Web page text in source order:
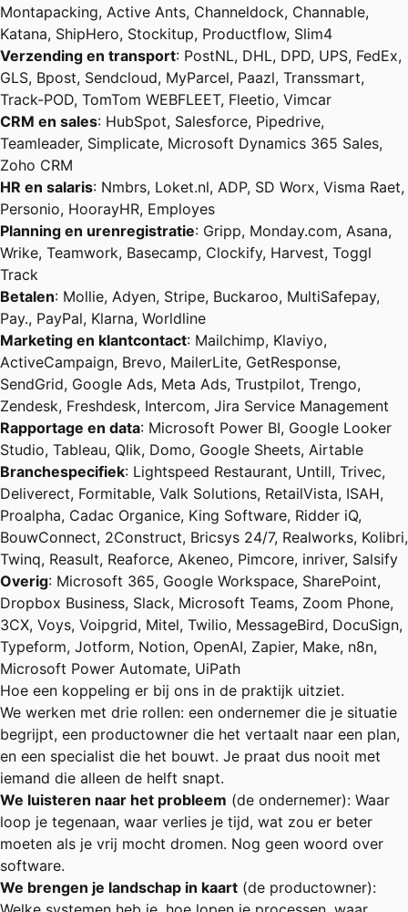
Montapacking, Active Ants, Channeldock, Channable,
Katana, ShipHero, Stockitup, Productflow, Slim4
Verzending en transport: PostNL, DHL, DPD, UPS, FedEx,
GLS, Bpost, Sendcloud, MyParcel, Paazl, Transsmart,
Track-POD, TomTom WEBFLEET, Fleetio, Vimcar
CRM en sales: HubSpot, Salesforce, Pipedrive,
Teamleader, Simplicate, Microsoft Dynamics 365 Sales,
Zoho CRM
HR en salaris: Nmbrs, Loket.nl, ADP, SD Worx, Visma Raet,
Personio, HoorayHR, Employes
Planning en urenregistratie: Gripp, Monday.com, Asana,
Wrike, Teamwork, Basecamp, Clockify, Harvest, Toggl
Track
Betalen: Mollie, Adyen, Stripe, Buckaroo, MultiSafepay,
Pay., PayPal, Klarna, Worldline
Marketing en klantcontact: Mailchimp, Klaviyo,
ActiveCampaign, Brevo, MailerLite, GetResponse,
SendGrid, Google Ads, Meta Ads, Trustpilot, Trengo,
Zendesk, Freshdesk, Intercom, Jira Service Management
Rapportage en data: Microsoft Power BI, Google Looker
Studio, Tableau, Qlik, Domo, Google Sheets, Airtable
Branchespecifiek: Lightspeed Restaurant, Untill, Trivec,
Deliverect, Formitable, Valk Solutions, RetailVista, ISAH,
Proalpha, Cadac Organice, King Software, Ridder iQ,
BouwConnect, 2Construct, Bricsys 24/7, Realworks, Kolibri,
Twinq, Reasult, Reaforce, Akeneo, Pimcore, inriver, Salsify
Overig: Microsoft 365, Google Workspace, SharePoint,
Dropbox Business, Slack, Microsoft Teams, Zoom Phone,
3CX, Voys, Voipgrid, Mitel, Twilio, MessageBird, DocuSign,
Typeform, Jotform, Notion, OpenAI, Zapier, Make, n8n,
Microsoft Power Automate, UiPath
Hoe een koppeling er bij ons in de praktijk uitziet.
We werken met drie rollen: een ondernemer die je situatie
begrijpt, een productowner die het vertaalt naar een plan,
en een specialist die het bouwt. Je praat dus nooit met
iemand die alleen de helft snapt.
We luisteren naar het probleem (de ondernemer): Waar
loop je tegenaan, waar verlies je tijd, wat zou er beter
moeten als je vrij mocht dromen. Nog geen woord over
software.
We brengen je landschap in kaart (de productowner):